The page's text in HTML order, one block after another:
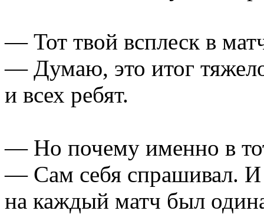
— Тот твой всплеск в
— Думаю, это итог
и всех ребят.
— Но почему именно в
— Сам себя спрашивал. И
на каждый матч был